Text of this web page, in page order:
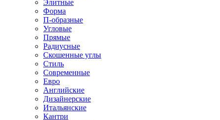
Элитные
Форма
П-образные
Угловые
Прямые
Радиусные
Скошенные углы
Стиль
Современные
Евро
Английские
Дизайнерские
Итальянские
Кантри